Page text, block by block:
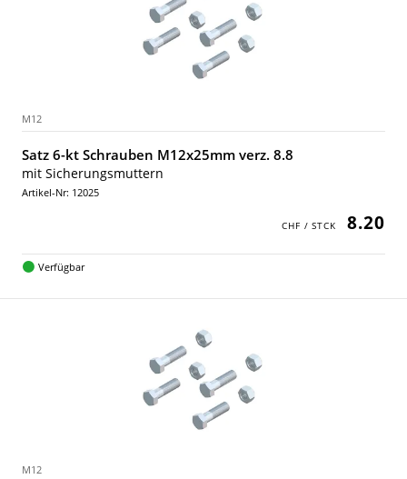
M12
Satz 6-kt Schrauben M12x25mm verz. 8.8
mit Sicherungsmuttern
Artikel-Nr: 12025
8.20
Verfügbar
M12